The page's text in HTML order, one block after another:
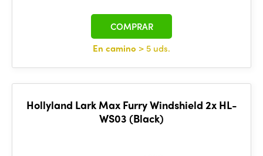
En camino > 5 uds.
COMPRAR
Hollyland Lark Max Furry Windshield 2x HL-
WS03 (Black)